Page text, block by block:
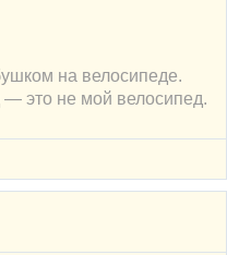
на велосипеде.
— это не мой велосипед.